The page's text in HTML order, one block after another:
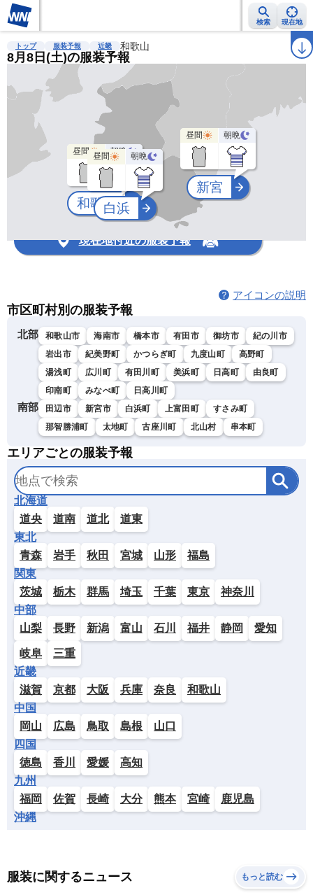
検索 現在地
雨雲レーダー 台風情報 地震情報 ラ
トップ 服装予報 近畿 和歌山
8月8日(土)の服装予報
和歌山
昼間 朝晩
新宮
昼間 朝晩
白浜
昼間 朝晩
現在地付近の服装予報
アイコンの説明
市区町村別の服装予報
北部 和歌山市 海南市 橋本市 有田市 御坊市
紀の川市
岩出市
紀美野町 かつらぎ町 九度山町
高野町
湯浅町
広川町 有田川町 美浜町 日高町
由良町
印南町
みなべ町 日高川町
南部 田辺市 新宮市 白浜町 上富田町
すさみ町
那智勝浦町
太地町 古座川町 北山村 串本町
エリアごとの服装予報
北海道
道央
道南 道北
道東
東北
青森
岩手 秋田 宮城 山形
福島
関東
茨城
栃木 群馬 埼玉 千葉 東京
神奈川
中部
山梨
長野 新潟 富山 石川 福井 静岡 愛知
岐阜
三重
近畿
滋賀
京都 大阪 兵庫 奈良
和歌山
中国
岡山
広島 鳥取 島根
山口
四国
徳島
香川 愛媛
高知
九州
福岡
佐賀 長崎 大分 熊本 宮崎
鹿児島
沖縄
服装に関するニュース もっと読む